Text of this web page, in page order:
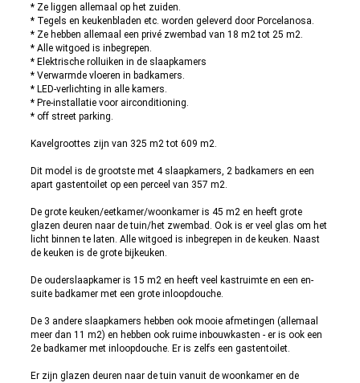
* Ze liggen allemaal op het zuiden.
* Tegels en keukenbladen etc. worden geleverd door Porcelanosa.
* Ze hebben allemaal een privé zwembad van 18 m2 tot 25 m2.
* Alle witgoed is inbegrepen.
* Elektrische rolluiken in de slaapkamers
* Verwarmde vloeren in badkamers.
* LED-verlichting in alle kamers.
* Pre-installatie voor airconditioning.
* off street parking.
Kavelgroottes zijn van 325 m2 tot 609 m2.
Dit model is de grootste met 4 slaapkamers, 2 badkamers en een
apart gastentoilet op een perceel van 357 m2.
De grote keuken/eetkamer/woonkamer is 45 m2 en heeft grote
glazen deuren naar de tuin/het zwembad. Ook is er veel glas om het
licht binnen te laten. Alle witgoed is inbegrepen in de keuken. Naast
de keuken is de grote bijkeuken.
De ouderslaapkamer is 15 m2 en heeft veel kastruimte en een en-
suite badkamer met een grote inloopdouche.
De 3 andere slaapkamers hebben ook mooie afmetingen (allemaal
meer dan 11 m2) en hebben ook ruime inbouwkasten - er is ook een
2e badkamer met inloopdouche. Er is zelfs een gastentoilet.
Er zijn glazen deuren naar de tuin vanuit de woonkamer en de